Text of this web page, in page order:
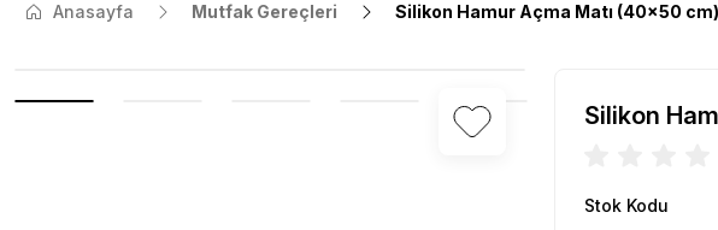
Anasayfa Mutfak Gereçleri Silikon Hamur Açma Matı (40x50 cm)
Silikon
Stok Kodu